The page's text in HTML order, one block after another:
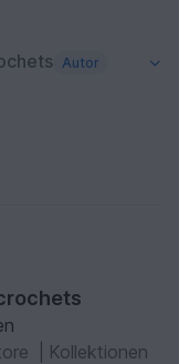
Autor
Kollektionen